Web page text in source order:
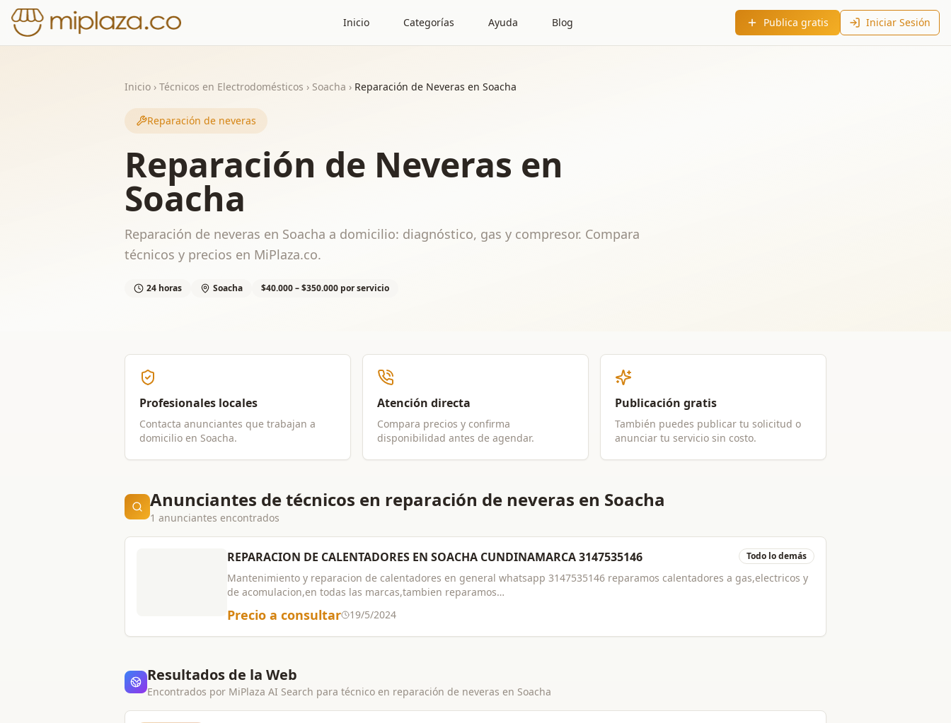
Inicio Categorías Ayuda Blog Publica gratis Iniciar Sesión
Inicio › Técnicos en Electrodomésticos › Soacha › Reparación de Neveras en Soacha
Reparación de neveras
Reparación de Neveras en
Soacha
Reparación de neveras en Soacha a domicilio: diagnóstico, gas y compresor. Compara
técnicos y precios en MiPlaza.co.
24 horas Soacha $40.000 – $350.000 por servicio
Profesionales locales
Contacta anunciantes que trabajan a
domicilio en Soacha.
Atención directa
Compara precios y confirma
disponibilidad antes de agendar.
Publicación gratis
También puedes publicar tu solicitud o
anunciar tu servicio sin costo.
Anunciantes de técnicos en reparación de neveras en Soacha
1 anunciantes encontrados
REPARACION DE CALENTADORES EN SOACHA CUNDINAMARCA 3147535146 Todo lo demás
Mantenimiento y reparacion de calentadores en general whatsapp 3147535146 reparamos calentadores a gas,electricos y
de acomulacion,en todas las marcas,tambien reparamos
sena,trabajos garantizados.
Precio a consultar 19/5/2024
Resultados de la Web
Encontrados por MiPlaza AI Search para técnico en reparación de neveras en Soacha